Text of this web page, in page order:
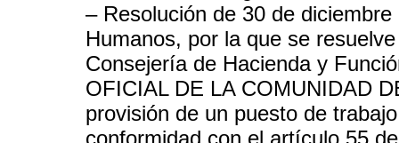
– Resolución de 30 de
Humanos, por la que se
Consejería de Hacienda y
OFICIAL DE LA COMUNIDAD
provisión de un puesto de
conformidad con el artículo 55